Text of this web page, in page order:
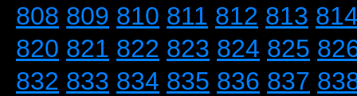
808 809 810 811 812 813
820 821 822 823 824 825
832 833 834 835 836 837